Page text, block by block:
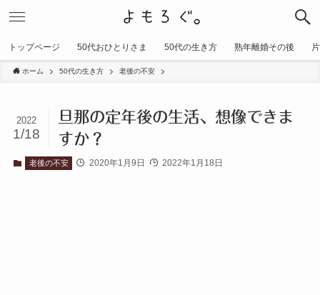
トップページ 50代おひとりさま 50代の生き方 熟年離婚その後
ホーム 50代の生き方 老後の不安
旦那の定年後の生活、想像できま
すか？
2022
1/18
老後の不安 2020年1月9日 2022年1月18日